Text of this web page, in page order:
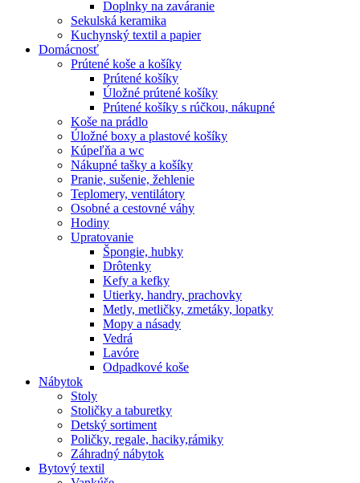
Doplnky na zaváranie
Sekulská keramika
Kuchynský textil a papier
Domácnosť
Prútené koše a košíky
Prútené košíky
Úložné prútené košíky
Prútené košíky s rúčkou, nákupné
Koše na prádlo
Úložné boxy a plastové košíky
Kúpeľňa a wc
Nákupné tašky a košíky
Pranie, sušenie, žehlenie
Teplomery, ventilátory
Osobné a cestovné váhy
Hodiny
Upratovanie
Špongie, hubky
Drôtenky
Kefy a kefky
Utierky, handry, prachovky
Metly, metličky, zmetáky, lopatky
Mopy a násady
Vedrá
Lavóre
Odpadkové koše
Nábytok
Stoly
Stoličky a taburetky
Detský sortiment
Poličky, regale, haciky,rámiky
Záhradný nábytok
Bytový textil